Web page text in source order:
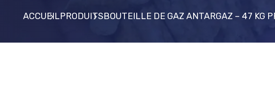
ACCUEILPRODUITSBOUTEILLE DE GAZ ANTARGAZ – 47 KG